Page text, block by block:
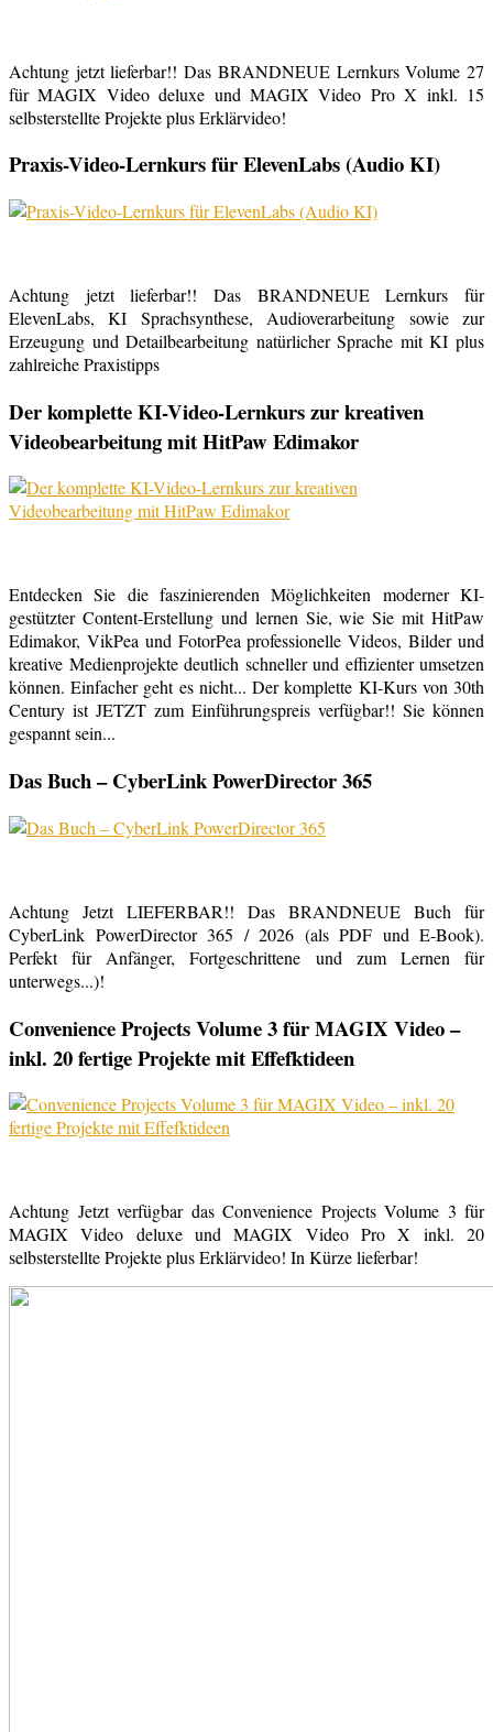
Achtung jetzt lieferbar!! Das BRANDNEUE Lernkurs Volume 27
für MAGIX Video deluxe und MAGIX Video Pro X inkl. 15
selbsterstellte Projekte plus Erklärvideo!
Praxis-Video-Lernkurs für ElevenLabs (Audio KI)
Achtung jetzt lieferbar!! Das BRANDNEUE Lernkurs für
ElevenLabs, KI Sprachsynthese, Audioverarbeitung sowie zur
Erzeugung und Detailbearbeitung natürlicher Sprache mit KI plus
zahlreiche Praxistipps
Der komplette KI-Video-Lernkurs zur kreativen
Videobearbeitung mit HitPaw Edimakor
Entdecken Sie die faszinierenden Möglichkeiten moderner KI-
gestützter Content-Erstellung und lernen Sie, wie Sie mit HitPaw
Edimakor, VikPea und FotorPea professionelle Videos, Bilder und
kreative Medienprojekte deutlich schneller und effizienter umsetzen
können. Einfacher geht es nicht... Der komplette KI-Kurs von 30th
Century ist JETZT zum Einführungspreis verfügbar!! Sie können
gespannt sein...
Das Buch – CyberLink PowerDirector 365
Achtung Jetzt LIEFERBAR!! Das BRANDNEUE Buch für
CyberLink PowerDirector 365 / 2026 (als PDF und E-Book).
Perfekt für Anfänger, Fortgeschrittene und zum Lernen für
unterwegs...)!
Convenience Projects Volume 3 für MAGIX Video –
inkl. 20 fertige Projekte mit Effefktideen
Achtung Jetzt verfügbar das Convenience Projects Volume 3 für
MAGIX Video deluxe und MAGIX Video Pro X inkl. 20
selbsterstellte Projekte plus Erklärvideo! In Kürze lieferbar!